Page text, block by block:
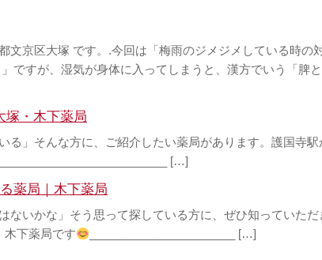
文京区大塚 です。.今回は「梅雨のジメジメしている時の
ですが、湿気が身体に入ってしまうと、漢方でいう「脾と
塚・木下薬局
る」そんな方に、ご紹介したい薬局があります。護国寺駅
[…]
薬局｜木下薬局
ないかな」そう思って探している方に、ぜひ知っていただ
木下薬局です
_______________________ […]